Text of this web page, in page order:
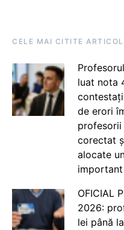
CELE MAI CITITE
luat nota
de erori
profesorii
corectat
alocate
important
OFICIAL
2026:
lei până